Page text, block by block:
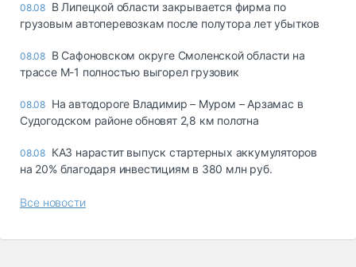
08.08 В Липецкой области закрывается фирма по
грузовым автоперевозкам после полутора лет убытков
08.08 В Сафоновском округе Смоленской области на
трассе М-1 полностью выгорел грузовик
08.08 На автодороге Владимир – Муром – Арзамас в
Судогодском районе обновят 2,8 км полотна
08.08 КАЗ нарастит выпуск стартерных аккумуляторов
на 20% благодаря инвестициям в 380 млн руб.
Все новости